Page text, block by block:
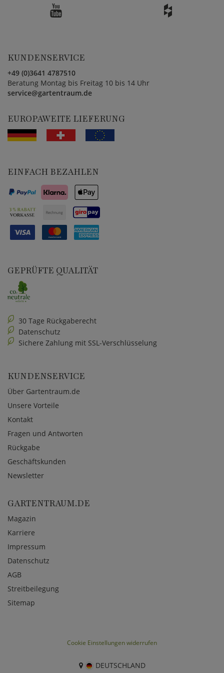
KUNDENSERVICE
+49 (0)3641 4787510
Beratung Montag bis Freitag 10 bis 14 Uhr
service@gartentraum.de
EUROPAWEITE LIEFERUNG
EINFACH BEZAHLEN
GEPRÜFTE QUALITÄT
30 Tage Rückgaberecht
Datenschutz
Sichere Zahlung mit SSL-Verschlüsselung
KUNDENSERVICE
Über Gartentraum.de
Unsere Vorteile
Kontakt
Fragen und Antworten
Rückgabe
Geschäftskunden
Newsletter
GARTENTRAUM.DE
Magazin
Karriere
Impressum
Datenschutz
AGB
Streitbeilegung
Sitemap
Cookie Einstellungen widerrufen
DEUTSCHLAND